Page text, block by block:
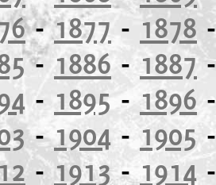
-1877 - 1878
-1886- 1887
- 1895-1896
-1904-1905
-1913-1914